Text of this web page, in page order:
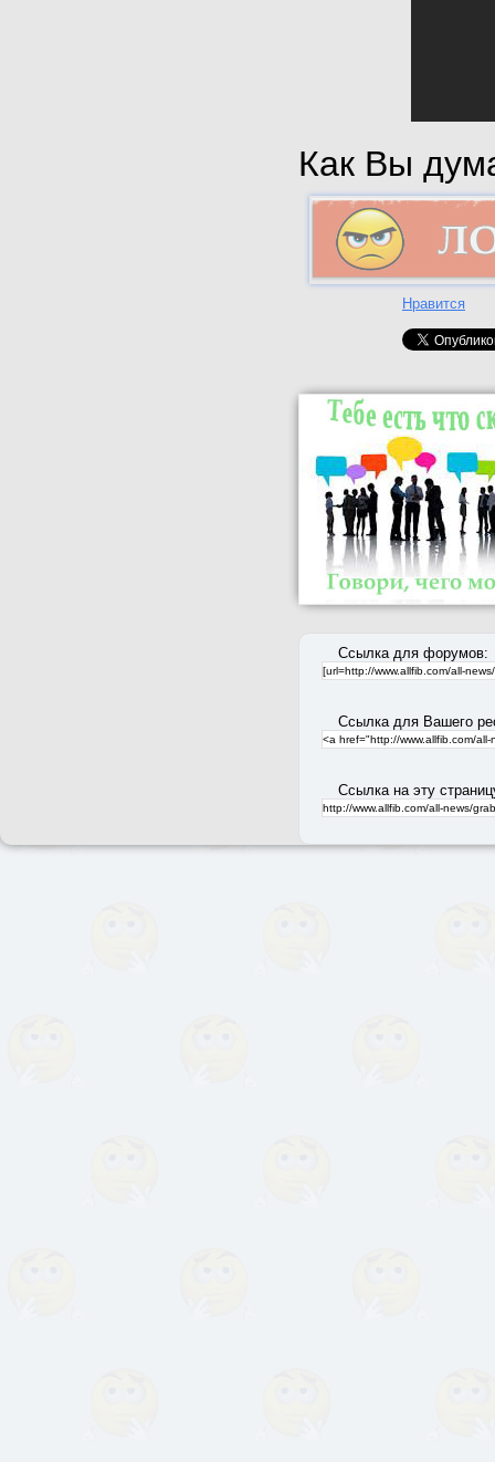
Как Вы
Нравится
Ссылка для форумов:
Ссылка для Вашего
Ссылка на эту